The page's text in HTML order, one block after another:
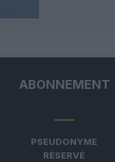
ABONNEMENT
PSEUDONYME
RÉSERVÉ